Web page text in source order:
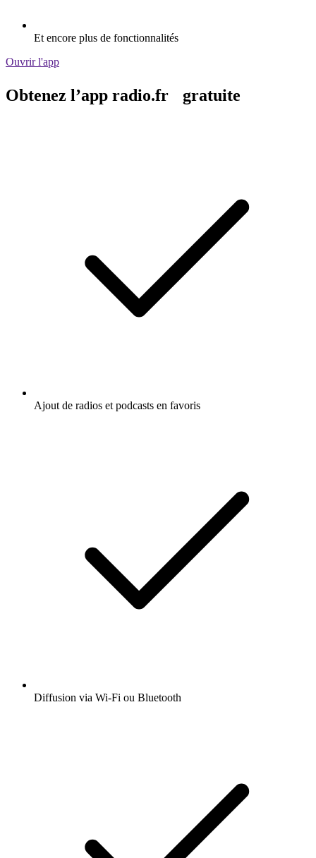
Et encore plus de fonctionnalités
Ouvrir l'app
Obtenez l’app radio.fr gratuite
Ajout de radios et podcasts en favoris
Diffusion via Wi-Fi ou Bluetooth